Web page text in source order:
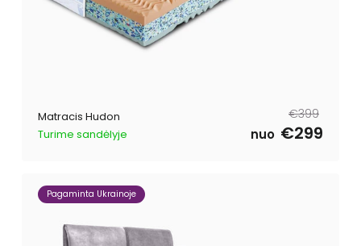
Matracis Hudon
Turime sandėlyje
Parastā
cena
€399
Pārdošanas
cena
nuo €299
Pagaminta Ukrainoje